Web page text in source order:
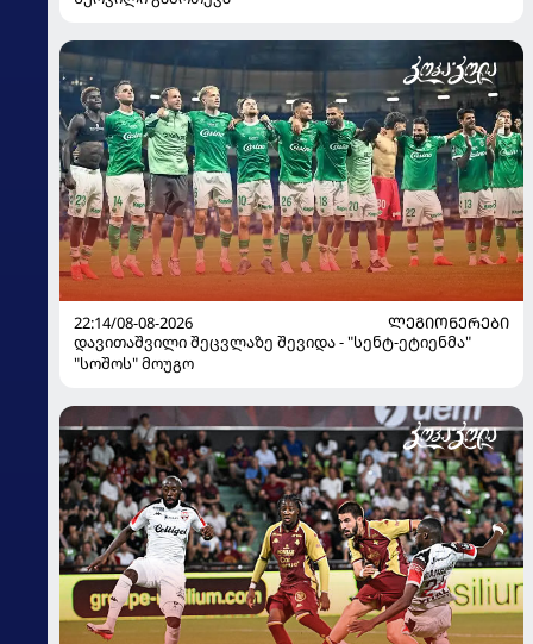
22:14/08-08-2026
ᲚᲔᲒᲘᲝᲜᲔᲠᲔᲑᲘ
დავითაშვილი შეცვლაზე შევიდა - "სენტ-ეტიენმა"
"სოშოს" მოუგო